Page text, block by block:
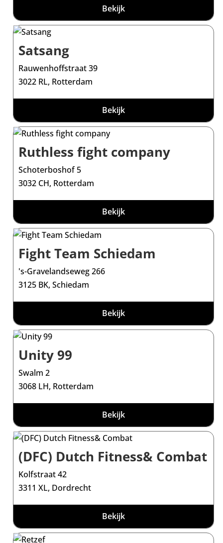
Bekijk
Satsang
Rauwenhoffstraat 39
3022 RL, Rotterdam
Bekijk
Ruthless fight company
Schoterboshof 5
3032 CH, Rotterdam
Bekijk
Fight Team Schiedam
's-Gravelandseweg 266
3125 BK, Schiedam
Bekijk
Unity 99
Swalm 2
3068 LH, Rotterdam
Bekijk
(DFC) Dutch Fitness& Combat
Kolfstraat 42
3311 XL, Dordrecht
Bekijk